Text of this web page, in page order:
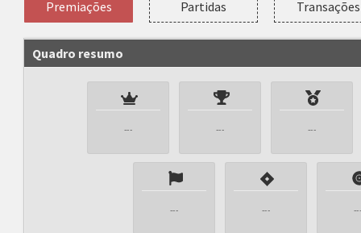
Premiações Partidas Transações
Quadro resumo
--- --- ---
--- --- ---